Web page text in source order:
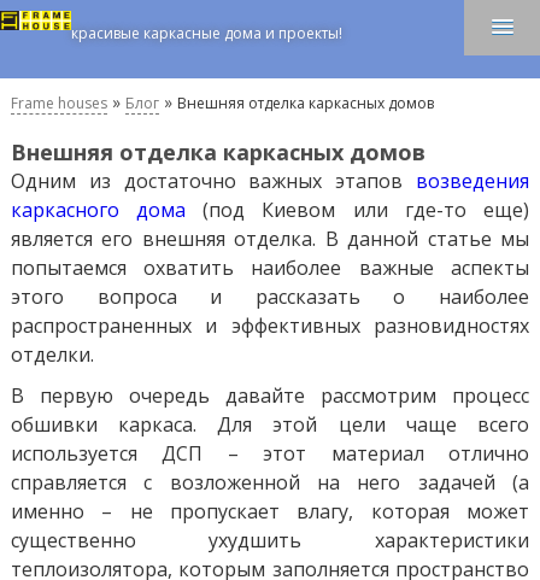
красивые каркасные дома и проекты!
Frame houses» Блог» Внешняя отделка каркасных домов
Внешняя отделка каркасных домов
Одним из достаточно важных этапов возведения
каркасного дома(под Киевом или где-то еще)
является его внешняя отделка. В данной статье мы
попытаемся охватить наиболее важные аспекты
этого вопроса и рассказать о наиболее
распространенных и эффективных разновидностях
отделки.
В первую очередь давайте рассмотрим процесс
обшивки каркаса. Для этой цели чаще всего
используется ДСП – этот материал отлично
справляется с возложенной на него задачей (а
именно – не пропускает влагу, которая может
существенно ухудшить характеристики
теплоизолятора, которым заполняется пространство